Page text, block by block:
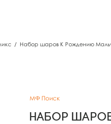
/ Набор шаров К Рождению
МФ Поиск
Набор